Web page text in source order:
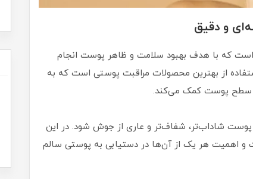
و دقیق
است که با هدف بهبود سلامت و ظاهر پوست انجام
از بهترین محصولات مراقبت پوستی است که به
سطح پوست کمک می‌کند.
شاداب‌تر، شفاف‌تر و عاری از جوش شود. در این
اهمیت هر یک از آن‌ها در دستیابی به پوستی سالم